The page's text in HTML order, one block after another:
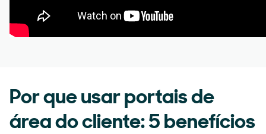
Por que usar portais de
área do cliente: 5 benefícios